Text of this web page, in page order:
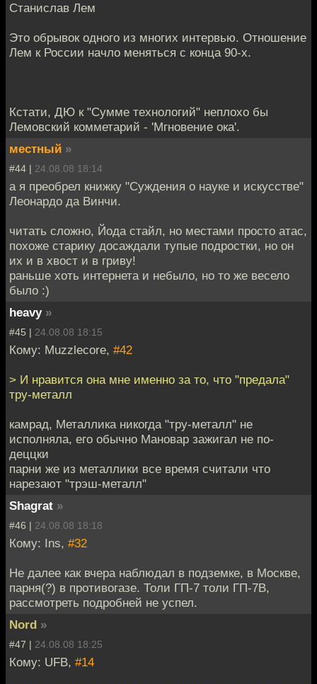
Станислав Лем
Это обрывок одного из многих интервью. Отношение
Лем к России начло меняться с конца 90-х.
Кстати, ДЮ к "Сумме технологий" неплохо бы
Лемовский комметарий - 'Мгновение ока'.
местный »
#44 | 24.08.08 18:14
а я преобрел книжку "Суждения о науке и искусстве"
Леонардо да Винчи.
читать сложно, Йода стайл, но местами просто атас,
похоже старику досаждали тупые подростки, но он
их и в хвост и в гриву!
раньше хоть интернета и небыло, но то же весело
было :)
heavy »
#45 | 24.08.08 18:15
Кому: Muzzlecore, #42
> И нравится она мне именно за то, что "предала"
тру-металл
камрад, Металлика никогда "тру-металл" не
исполняла, его обычно Мановар зажигал не по-
деццки
парни же из металлики все время считали что
нарезают "трэш-металл"
Shagrat »
#46 | 24.08.08 18:18
Кому: Ins, #32
Не далее как вчера наблюдал в подземке, в Москве,
парня(?) в противогазе. Толи ГП-7 толи ГП-7В,
рассмотреть подробней не успел.
Nord »
#47 | 24.08.08 18:25
Кому: UFB, #14